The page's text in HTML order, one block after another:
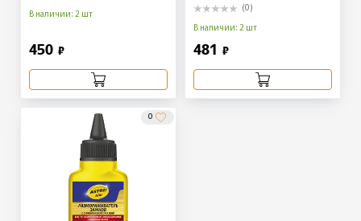
В наличии: 2 шт
450 ₽
(0)
В наличии: 2 шт
481 ₽
0